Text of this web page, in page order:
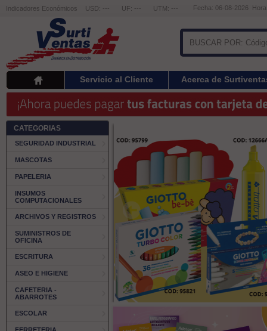
Indicadores Económicos USD: --- UF: --- UTM: --- Fecha: 06-08-2026
Servicio al Cliente Acerca de
CATEGORIAS
SEGURIDAD INDUSTRIAL
MASCOTAS
PAPELERIA
INSUMOS
COMPUTACIONALES
ARCHIVOS Y REGISTROS
SUMINISTROS DE
OFICINA
ESCRITURA
ASEO E HIGIENE
CAFETERIA -
ABARROTES
ESCOLAR